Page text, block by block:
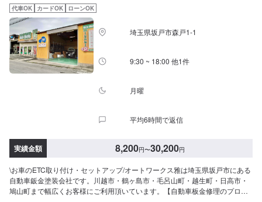
代車OK カードOK ローンOK
埼玉県坂戸市森戸1-1
9:30 ~ 18:00 他1件
月曜
平均6時間で返信
実績金額 8,200円〜30,200円
\お車のETC取り付け・セットアップ/オートワークス雅は埼玉県坂戸市にある
自動車鈑金塗装会社です。川越市・鶴ヶ島市・毛呂山町・越生町・日高市・
鳩山町まで幅広くお客様にご利用頂いています。【自動車板金修理のプロシ